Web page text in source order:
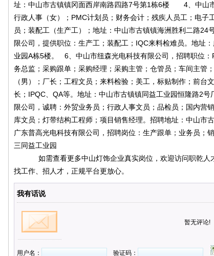
址：中山市古镇镇冈面西岸南路四路7号第1栋6楼 4、中山市
行政人事（女）；PMC计划员；财务会计；残疾人员工；电子
员；装配工（生产工）；地址：中山市古镇镇海洲胜利二路
限公司，提供职位：生产工；装配工；IQC来料检难员。地址
业园A栋5楼。 6、中山市纽森光电科技有限公司，招聘职位
务总监；采购跟单；采购经理；采购主管；仓管员；车间主管
（男）；厂长；工程文员；来料检验；美工，标贴制作；前台
长；IPQC、QA等。地址：中山市古镇镇同益工业园恒隆路2
限公司，诚聘：外贸业务员；行政人事文员；品检员；国内营
库文员；灯带结构工程师；项目销售经理。招聘地址：中山
广东普高光电科技有限公司，招聘岗位：生产跟单；业务员；
三同益
如需查看更多中山灯饰企业真实岗位，欢迎访问职乾人才
找工作、招人才，正规平台更放心。
我有话说
暂无评论!
用户名： 验证码：